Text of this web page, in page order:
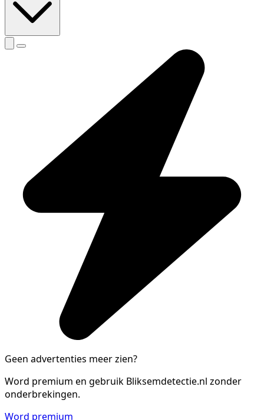
Geen advertenties meer zien?
Word premium en gebruik Bliksemdetectie.nl zonder
onderbrekingen.
Word premium